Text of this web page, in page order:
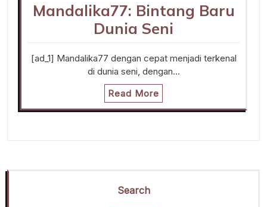
Mandalika77: Bintang Baru
Dunia Seni
[ad_1] Mandalika77 dengan cepat menjadi terkenal
di dunia seni, dengan…
Read More
Search